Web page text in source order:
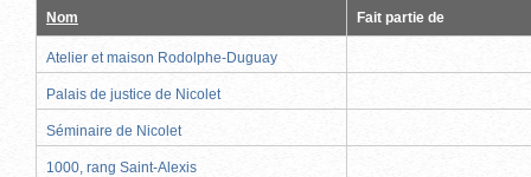
Nom Fait partie de
Atelier et maison Rodolphe-Duguay
Palais de justice de Nicolet
Séminaire de Nicolet
1000, rang Saint-Alexis